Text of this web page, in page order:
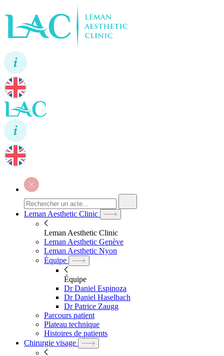
Leman Aesthetic Clinic
Leman Aesthetic Clinic
Leman Aesthetic Genève
Leman Aesthetic Nyon
Équipe
Équipe
Dr Daniel Espinoza
Dr Daniel Haselbach
Dr Patrice Zaugg
Parcours patient
Plateau technique
Histoires de patients
Chirurgie visage